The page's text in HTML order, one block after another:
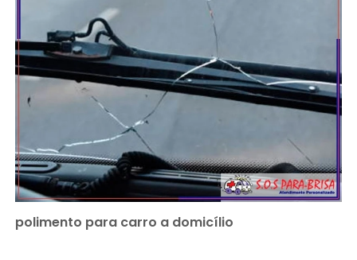
polimento para carro a domicílio